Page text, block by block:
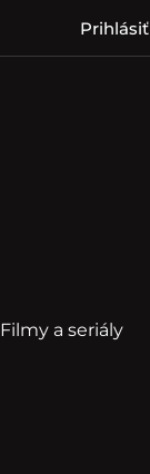
Prihlásiť
Filmy a seriály